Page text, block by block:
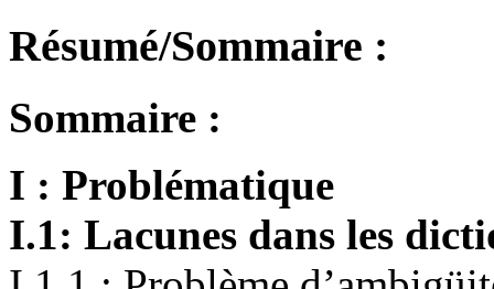
Résumé/Sommaire :
Sommaire :
I : Problématique
I.1: Lacunes dans les